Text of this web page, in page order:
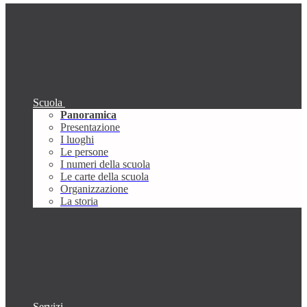
Scuola
Panoramica
Presentazione
I luoghi
Le persone
I numeri della scuola
Le carte della scuola
Organizzazione
La storia